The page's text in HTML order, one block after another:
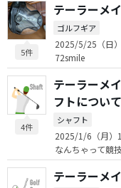
5件
テーラーメ
ゴルフギア
2025/5/25（日
72smile
4件
テーラーメ
フトについて
シャフト
2025/1/6（月）
なんちゃって競
テーラーメ